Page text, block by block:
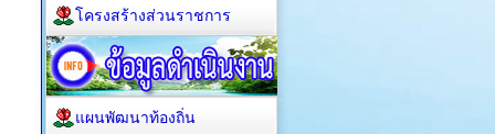
โครงสร้างส่วนราชการ
แผนพัฒนาท้องถิ่น